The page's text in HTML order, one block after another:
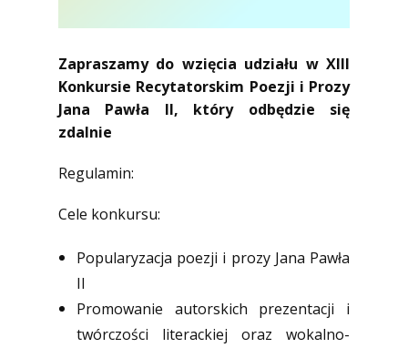
Zapraszamy do wzięcia udziału w XIII
Konkursie Recytatorskim Poezji i Prozy
Jana Pawła II, który odbędzie się
zdalnie
Regulamin:
Cele konkursu:
Popularyzacja poezji i prozy Jana Pawła
II
Promowanie autorskich prezentacji i
twórczości literackiej oraz wokalno-